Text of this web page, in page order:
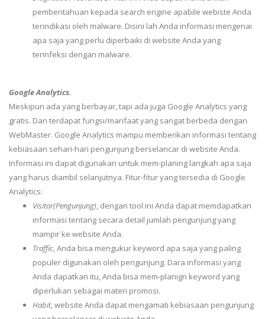
pemberitahuan kepada search engine apabile webiste Anda
terindikasi oleh malware. Disini lah Anda informasi mengenai
apa saja yang perlu diperbaiki di website Anda yang
terinfeksi dengan malware.
Google Analytics.
Meskipun ada yang berbayar, tapi ada juga Google Analytics yang
gratis. Dan terdapat fungsi/manfaat yang sangat berbeda dengan
WebMaster. Google Analytics mampu memberikan informasi tentang
kebiasaan sehari-hari pengunjung berselancar di website Anda.
Informasi ini dapat digunakan untuk mem-planing langkah apa saja
yang harus diambil selanjutnya. Fitur-fitur yang tersedia di Google
Analytics:
Visitor(Pengunjung), dengan tool ini Anda dapat memdapatkan
informasi tentang secara detail jumlah pengunjung yang
mampir ke website Anda.
Traffic, Anda bisa mengukur keyword apa saja yang paling
populer digunakan oleh pengunjung. Dara informasi yang
Anda dapatkan itu, Anda bisa mem-planign keyword yang
diperlukan sebagai materi promosi.
Habit, website Anda dapat mengamati kebiasaan pengunjung